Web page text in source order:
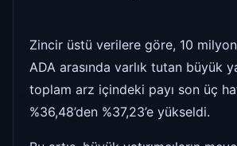
Zincir üstü verilere göre, 10
ADA arasında varlık tutan büyük
toplam arz içindeki payı son üç
%36,48’den %37,23’e yükseldi.